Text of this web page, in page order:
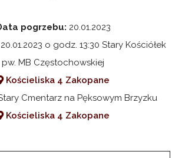
pogrzebu: 20.01.2023
20.01.2023 o godz. 13:30 Stary Kościółek
pw. MB Częstochowskiej
Kościeliska 4 Zakopane
Cmentarz na Pęksowym Brzyzku
Kościeliska 4 Zakopane